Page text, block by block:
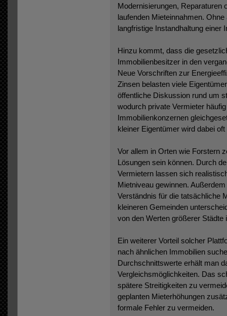
Modernisierungen, Reparaturen
laufenden Mieteinnahmen.
langfristige Instandhaltung einer
Hinzu kommt, dass die
Immobilienbesitzer in den
Neue Vorschriften zur
Zinsen belasten viele
öffentliche Diskussion rund um
wodurch private Vermieter
Immobilienkonzernen
kleiner Eigentümer wird dabei
Vor allem in Orten wie Forstern
Lösungen sein können. Durch
Vermietern lassen sich
Mietniveau gewinnen.
Verständnis für die tatsächliche
kleineren Gemeinden
von den Werten größerer Städte
Ein weiterer Vorteil solcher
nach ähnlichen Immobilien
Durchschnittswerte erhält man
Vergleichsmöglichkeiten. Das
spätere Streitigkeiten zu
geplanten Mieterhöhungen
formale Fehler zu vermeiden.